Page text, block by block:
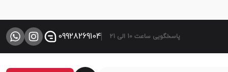
09928269104 پاسخگویی ساعت 10 الی 21